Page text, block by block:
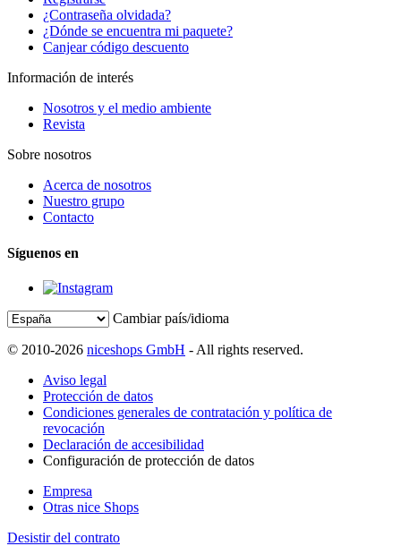
¿Contraseña olvidada?
¿Dónde se encuentra mi paquete?
Canjear código descuento
Información de interés
Nosotros y el medio ambiente
Revista
Sobre nosotros
Acerca de nosotros
Nuestro grupo
Contacto
Síguenos en
Cambiar país/idioma
© 2010-2026 niceshops GmbH - All rights reserved.
Aviso legal
Protección de datos
Condiciones generales de contratación y política de
revocación
Declaración de accesibilidad
Configuración de protección de datos
Empresa
Otras nice Shops
Desistir del contrato